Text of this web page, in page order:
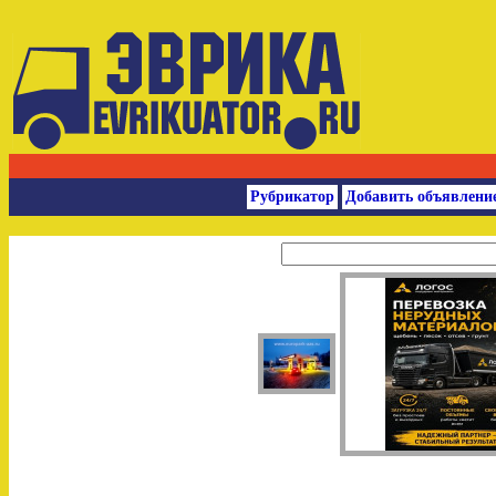
Рубрикатор Добавить